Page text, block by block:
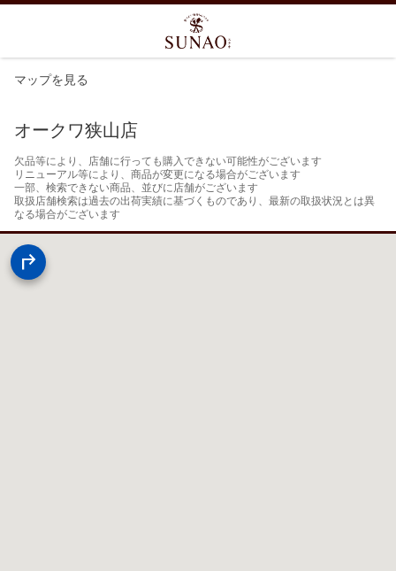
マップを見る
オークワ狭山店
欠品等により、店舗に行っても購入できない可能性がございます
リニューアル等により、商品が変更になる場合がございます
一部、検索できない商品、並びに店舗がございます
取扱店舗検索は過去の出荷実績に基づくものであり、最新の取扱状況とは異
なる場合がございます